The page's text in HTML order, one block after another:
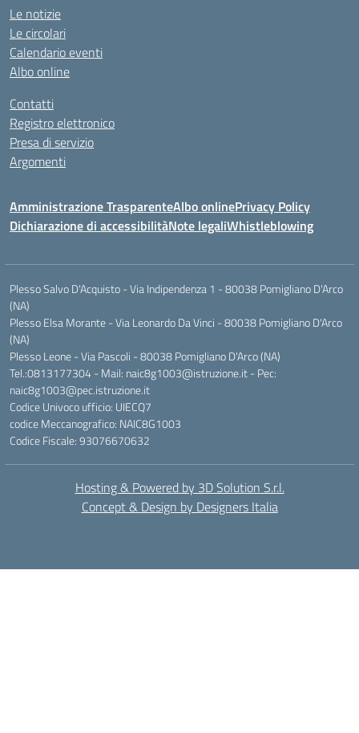
Le notizie
Le circolari
Calendario eventi
Albo online
Contatti
Registro elettronico
Presa di servizio
Argomenti
Amministrazione TrasparenteAlbo onlinePrivacy Policy
Dichiarazione di accessibilitàNote legaliWhistleblowing
Plesso Salvo D'Acquisto - Via Indipendenza 1 - 80038 Pomigliano D'Arco
(NA)
Plesso Elsa Morante - Via Leonardo Da Vinci - 80038 Pomigliano D'Arco
(NA)
Plesso Leone - Via Pascoli - 80038 Pomigliano D'Arco (NA)
Tel.:0813177304 - Mail: naic8g1003@istruzione.it - Pec:
naic8g1003@pec.istruzione.it
Codice Univoco ufficio: UIECQ7
codice Meccanografico: NAIC8G1003
Codice Fiscale: 93076670632
Hosting & Powered by 3D Solution S.r.l.
Concept & Design by Designers Italia